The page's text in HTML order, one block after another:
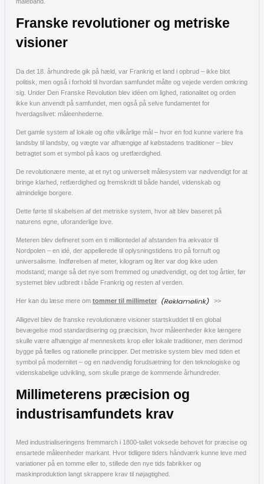
Franske revolutioner og metriske
visioner
Da det 18. århundrede gik på hæld, var Frankrig et land i opbrud – ikke blot
politisk, men også i forhold til hvordan samfundet målte og vejede verden omkring
sig. Under Den Franske Revolution blev idéen om lighed, rationalitet og orden
ikke kun anvendt på samfundet, men også på selve fundamentet for
hverdagslivet: måleenhederne.
Det gamle system af lokale og ofte vilkårlige mål – hvor en fod kunne variere fra
landsby til landsby, og vægte var afhængige af købstadens traditioner – blev
betragtet som et symbol på kaos og uretfærdighed.
De revolutionære mente, at et nyt og universelt målesystem var nødvendigt for at
bringe klarhed, retfærdighed og fremskridt til både handel, videnskab og
almindelige borgere.
Dette førte til skabelsen af det metriske system, hvor alt blev baseret på
naturens egne, uforanderlige love.
Meteren blev defineret som en ti milliontedel af afstanden fra ækvator til
Nordpolen – en idé, der appellerede til oplysningstidens tro på fornuft og
universalisme. Indførelsen af meter, kilogram og liter var dog ikke uden
modstand; mange så det nye som fremmed og unødvendigt, og det tog årtier, før
systemet blev udbredt i både Frankrig og resten af verden.
Her kan du læse mere om tommer til millimeter >>
Alligevel blev de franske revolutionære visioner startskuddet til en global
bevægelse mod standardisering og præcision, hvor måleenheder ikke længere
skulle være afhængige af menneskets krop eller lokale traditioner, men derimod
bygge på fælles og rationelle principper. Det metriske system blev med tiden et
symbol på modernitet – og en nødvendig forudsætning for den teknologiske og
videnskabelige udvikling, som skulle præge de kommende århundreder.
Millimeterens præcision og
industrisamfundets krav
Med industrialiseringens fremmarch i 1800-tallet voksede behovet for præcise og
ensartede måleenheder markant. Hvor tidligere tiders håndværk kunne leve med
variationer på en tomme eller to, stillede den nye tids fabrikker og
maskinproduktion langt skrappere krav til nøjagtighed.